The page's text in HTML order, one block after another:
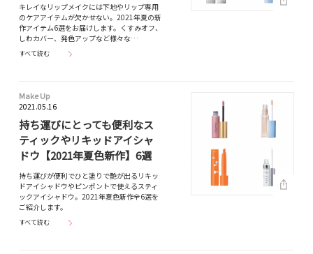
キレイなリップメイクには下地やリップ専用
のケアアイテムが欠かせない。2021年夏の新
作アイテム6選をお届けします。くすみオフ、
しわカバー、発色アップなど様々な…
すべて読む
Make Up
2021.05.16
持ち運びにとっても便利なス
ティックやリキッドアイシャ
ドウ【2021年夏色新作】6選
持ち運びが便利でひと塗りで艶が出るリキッ
ドアイシャドウやピンポントで使えるスティ
ックアイシャドウ。2021年夏色新作全6選を
ご紹介します。
すべて読む